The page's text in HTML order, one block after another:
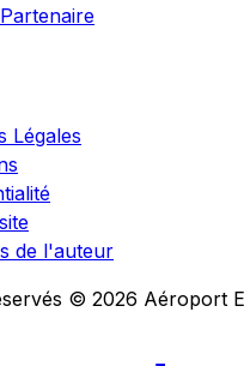
Légales
de l'auteur
© 2026 Aéroport